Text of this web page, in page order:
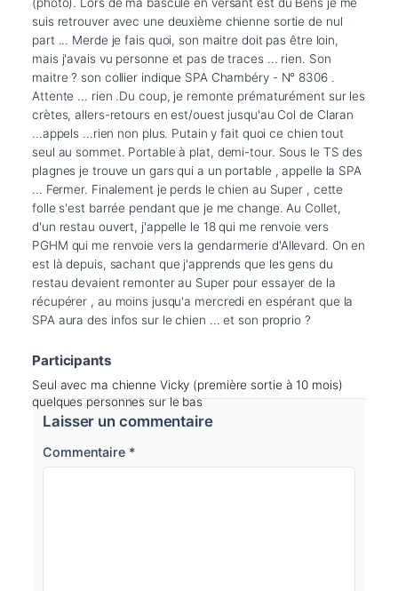
suis retrouver avec une deuxième chienne sortie de nul
part ... Merde je fais quoi, son maitre doit pas être loin,
mais j'avais vu personne et pas de traces ... rien. Son
maitre ? son collier indique SPA Chambéry - N° 8306 .
Attente ... rien .Du coup, je remonte prématurément sur les
crètes, allers-retours en est/ouest jusqu'au Col de Claran
...appels ...rien non plus. Putain y fait quoi ce chien tout
seul au sommet. Portable à plat, demi-tour. Sous le TS des
plagnes je trouve un gars qui a un portable , appelle la SPA
... Fermer. Finalement je perds le chien au Super , cette
folle s'est barrée pendant que je me change. Au Collet,
d'un restau ouvert, j'appelle le 18 qui me renvoie vers
PGHM qui me renvoie vers la gendarmerie d'Allevard. On en
est là depuis, sachant que j'apprends que les gens du
restau devaient remonter au Super pour essayer de la
récupérer , au moins jusqu'a mercredi en espérant que la
SPA aura des infos sur le chien ... et son proprio ?
Participants
Seul avec ma chienne Vicky (première sortie à 10 mois)
quelques personnes sur le bas
Laisser un commentaire
Commentaire *